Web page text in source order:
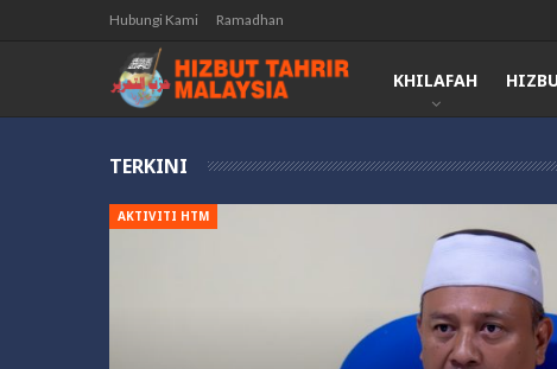
Hubungi Kami Ramadhan
KHILAFAH
TERKINI
AKTIVITI HTM